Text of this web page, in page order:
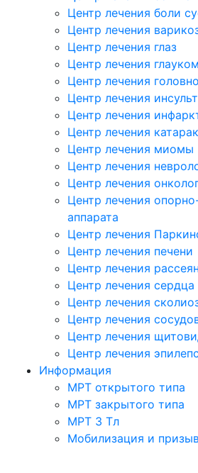
Центр лечения боли
Центр лечения
Центр лечения глаз
Центр лечения
Центр лечения
Центр лечения
Центр лечения
Центр лечения
Центр лечения миомы
Центр лечения
Центр лечения
Центр лечения
аппарата
Центр лечения
Центр лечения печени
Центр лечения
Центр лечения сердца
Центр лечения
Центр лечения
Центр лечения
Центр лечения
Информация
МРТ открытого типа
МРТ закрытого типа
МРТ 3 Тл
Мобилизация и